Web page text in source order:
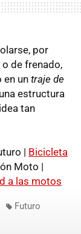
por
de frenado,
en un traje de
estructura
tan
| Bicicleta
Moto |
a las motos
Futuro